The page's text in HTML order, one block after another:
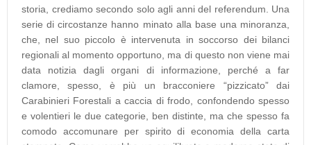
storia, crediamo secondo solo agli anni del referendum. Una
serie di circostanze hanno minato alla base una minoranza,
che, nel suo piccolo è intervenuta in soccorso dei bilanci
regionali al momento opportuno, ma di questo non viene mai
data notizia dagli organi di informazione, perché a far
clamore, spesso, è più un bracconiere “pizzicato” dai
Carabinieri Forestali a caccia di frodo, confondendo spesso
e volentieri le due categorie, ben distinte, ma che spesso fa
comodo accomunare per spirito di economia della carta